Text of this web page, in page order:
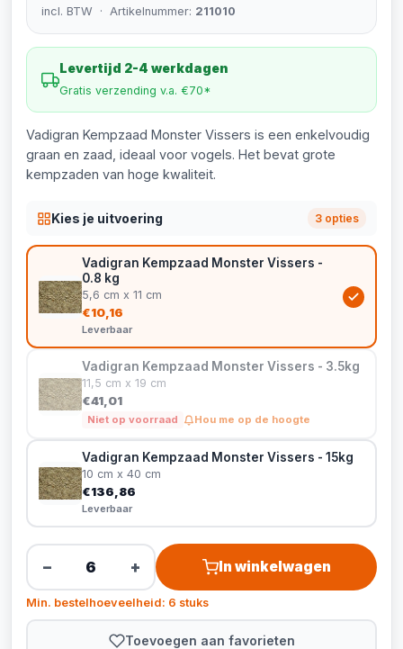
incl. BTW · Artikelnummer: 211010
Levertijd 2-4 werkdagen
Gratis verzending v.a. €70*
Vadigran Kempzaad Monster Vissers is een enkelvoudig
graan en zaad, ideaal voor vogels. Het bevat grote
kempzaden van hoge kwaliteit.
Kies je uitvoering 3 opties
Vadigran Kempzaad Monster Vissers -
0.8 kg
5,6 cm x 11 cm
€10,16
Leverbaar
Vadigran Kempzaad Monster Vissers - 3.5kg
11,5 cm x 19 cm
€41,01
Niet op voorraad Hou me op de hoogte
Vadigran Kempzaad Monster Vissers - 15kg
10 cm x 40 cm
€136,86
Leverbaar
− + In winkelwagen
Min. bestelhoeveelheid: 6 stuks
Toevoegen aan favorieten